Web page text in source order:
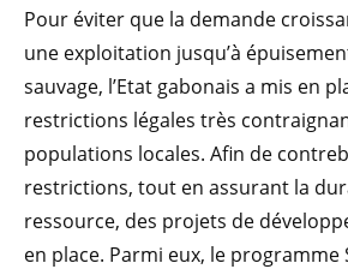
Pour éviter que la demande
une exploitation jusqu’à
sauvage, l’Etat gabonais a mis en
restrictions légales très
populations locales. Afin de
restrictions, tout en assurant la
ressource, des projets de
en place. Parmi eux, le programme